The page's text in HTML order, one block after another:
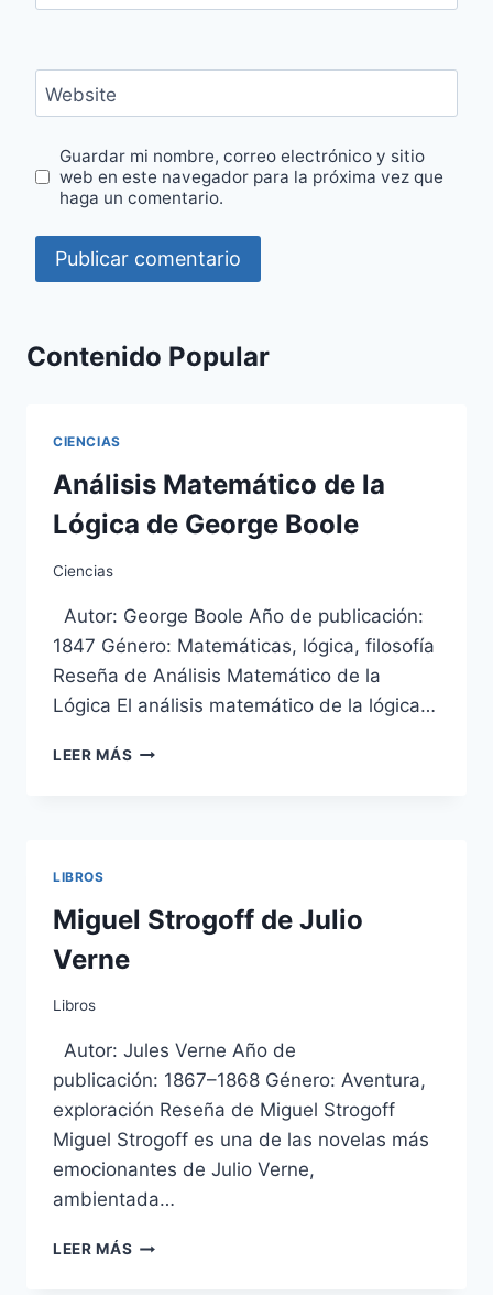
Website
Guardar mi nombre, correo electrónico y sitio
web en este navegador para la próxima vez que
haga un comentario.
Contenido Popular
CIENCIAS
Análisis Matemático de la
Lógica de George Boole
Ciencias
Autor: George Boole Año de publicación:
1847 Género: Matemáticas, lógica, filosofía
Reseña de Análisis Matemático de la
Lógica El análisis matemático de la lógica…
LEER MÁS ANÁLISIS
BOOLE
LIBROS
Miguel Strogoff de Julio
Verne
Libros
Autor: Jules Verne Año de
publicación: 1867–1868 Género: Aventura,
exploración Reseña de Miguel Strogoff
Miguel Strogoff es una de las novelas más
emocionantes de Julio Verne,
ambientada…
LEER MÁS MIGUEL